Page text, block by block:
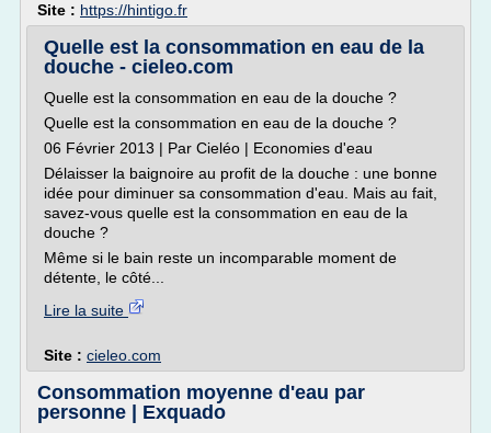
Site : https://hintigo.fr
Quelle est la consommation en eau de la
douche - cieleo.com
Quelle est la consommation en eau de la douche ?
Quelle est la consommation en eau de la douche ?
06 Février 2013 | Par Cieléo | Economies d'eau
Délaisser la baignoire au profit de la douche : une bonne
idée pour diminuer sa consommation d'eau. Mais au fait,
savez-vous quelle est la consommation en eau de la
douche ?
Même si le bain reste un incomparable moment de
détente, le côté...
Lire la suite
Site : cieleo.com
Consommation moyenne d'eau par
personne | Exquado